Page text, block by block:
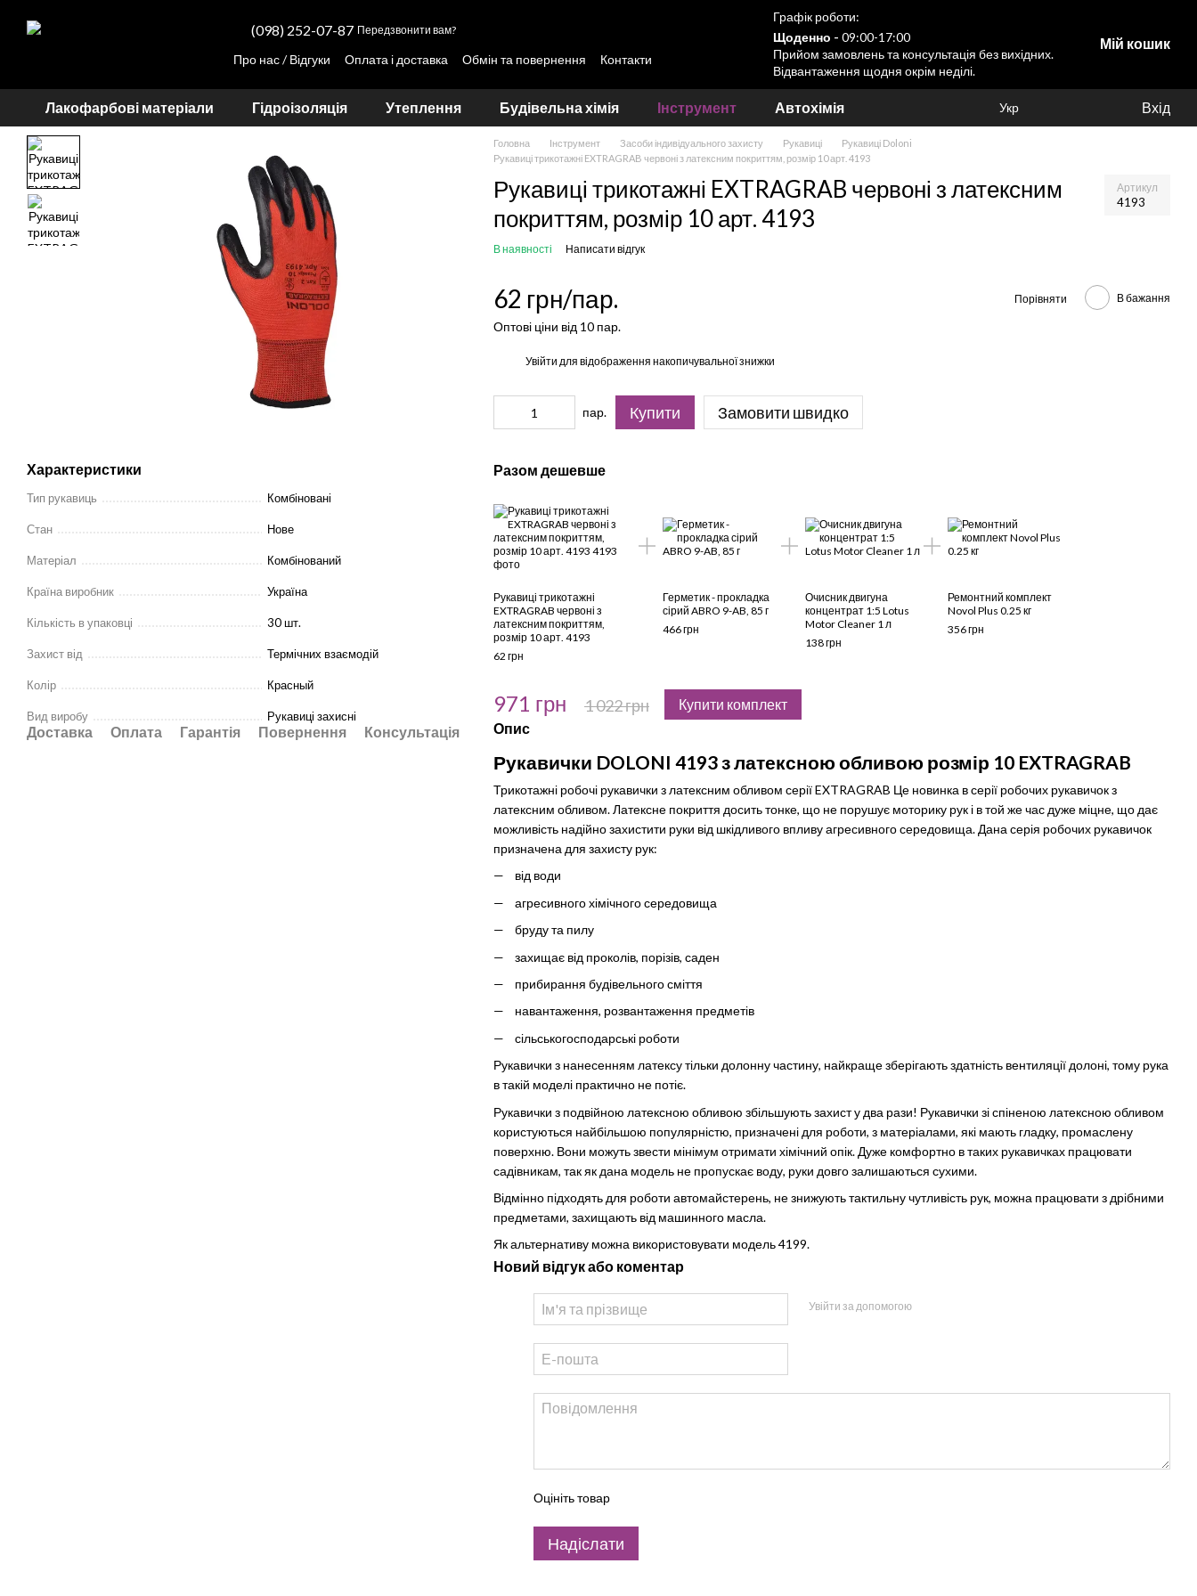
(098) 252-07-87 Передзвонити вам?
Про нас / Відгуки Оплата і доставка Обмін та повернення
Контакти
Графік роботи:
Щоденно -09:00-17:00
Прийом замовлень та консультація без вихідних.
Відвантаження щодня окрім неділі.
Мій кошик
Лакофарбові матеріали Гідроізоляція Утеплення Будівельна хімія Інструмент Автохімія Укр Вхід
Характеристики
Тип рукавиць Комбіновані
Стан Нове
Матеріал Комбінований
Країна виробник Україна
Кількість в упаковці 30 шт.
Захист від Термічних взаємодій
Колір Красный
Вид виробу Рукавиці захисні
Доставка Оплата Гарантія Повернення Консультація
Головна Інструмент Засоби індивідуального захисту Рукавиці
Рукавиці Doloni
Рукавиці трикотажні EXTRAGRAB червоні з латексним покриттям, розмір 10 арт. 4193
Рукавиці трикотажні EXTRAGRAB червоні з латексним
покриттям, розмір 10 арт. 4193
Артикул
4193
В наявності Написати відгук
62 грн/пар. Порівняти В бажання
Оптові ціни від 10 пар.
Увійти для відображення накопичувальної знижки
пар. Купити Замовити швидко
Разом дешевше
Рукавиці трикотажні
EXTRAGRAB червоні з
латексним покриттям,
розмір 10 арт. 4193
62 грн
Герметик - прокладка
сірий ABRO 9-AB, 85 г
466 грн
Очисник двигуна
концентрат 1:5 Lotus
Motor Cleaner 1 л
138 грн
Ремонтний комплект
Novol Plus 0.25 кг
356 грн
971 грн 1 022 грн
Купити комплект
Опис
Рукавички DOLONI 4193 з латексною обливою розмір 10 EXTRAGRAB
Трикотажні робочі рукавички з латексним обливом серії EXTRAGRAB Це новинка в серії робочих рукавичок з
латексним обливом. Латексне покриття досить тонке, що не порушує моторику рук і в той же час дуже міцне, що дає
можливість надійно захистити руки від шкідливого впливу агресивного середовища. Дана серія робочих рукавичок
призначена для захисту рук:
від води
агресивного хімічного середовища
бруду та пилу
захищає від проколів, порізів, саден
прибирання будівельного сміття
навантаження, розвантаження предметів
сільськогосподарські роботи
Рукавички з нанесенням латексу тільки долонну частину, найкраще зберігають здатність вентиляції долоні, тому рука
в такій моделі практично не потіє.
Рукавички з подвійною латексною обливою збільшують захист у два рази! Рукавички зі спіненою латексною обливом
користуються найбільшою популярністю, призначені для роботи, з матеріалами, які мають гладку, промаслену
поверхню. Вони можуть звести мінімум отримати хімічний опік. Дуже комфортно в таких рукавичках працювати
садівникам, так як дана модель не пропускає воду, руки довго залишаються сухими.
Відмінно підходять для роботи автомайстерень, не знижують тактильну чутливість рук, можна працювати з дрібними
предметами, захищають від машинного масла.
Як альтернативу можна використовувати модель 4199.
Новий відгук або коментар
Увійти за допомогою
Оцініть товар
Надіслати